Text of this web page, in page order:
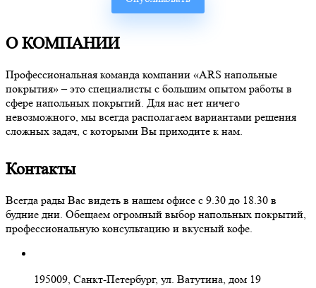
О КОМПАНИИ
Профессиональная команда компании «ARS напольные
покрытия» – это специалисты с большим опытом работы в
сфере напольных покрытий. Для нас нет ничего
невозможного, мы всегда располагаем вариантами решения
сложных задач, с которыми Вы приходите к нам.
Контакты
Всегда рады Вас видеть в нашем офисе с 9.30 до 18.30 в
будние дни. Обещаем огромный выбор напольных покрытий,
профессиональную консультацию и вкусный кофе.
195009, Санкт-Петербург, ул. Ватутина, дом 19